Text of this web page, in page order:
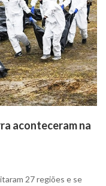
aconteceram na
27 regiões e se